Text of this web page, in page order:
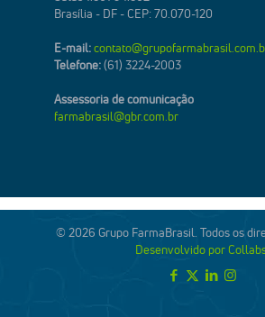
Brasília - DF - CEP: 70.070-120
E-mail:
Telefone:(61) 3224-2003
Assessoria de comunicação
farmabrasil@gbr.com.br
© 2026 Grupo FarmaBrasil. Todos os
Desenvolvido por